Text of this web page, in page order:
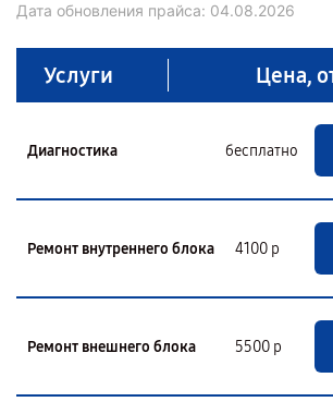
Дата обновления прайса: 04.08.2026
Услуги Цена,
Диагностика бесплатно
Ремонт внутреннего блока 4100 р
Ремонт внешнего блока 5500 р